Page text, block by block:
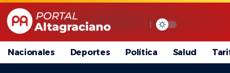
Nacionales Deportes Política Salud